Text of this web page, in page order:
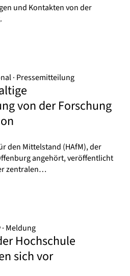
und Kontakten von der
Pressemitteilung
von der Forschung
den Mittelstand (HAfM), der
angehört, veröffentlicht
zentralen…
Meldung
Hochschule
sich vor